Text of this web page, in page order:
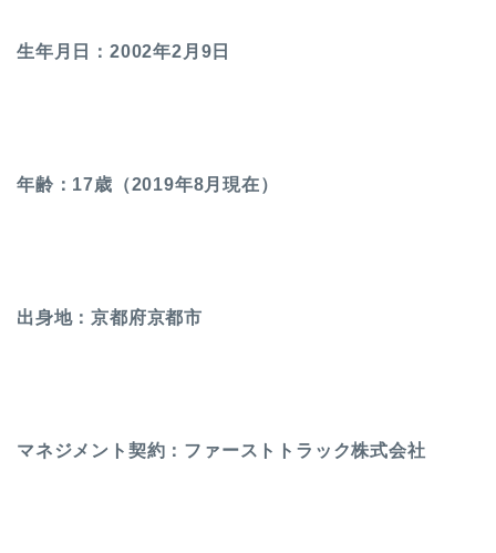
生年月日：2002年2月9日
年齢：17歳（2019年8月現在）
出身地：京都府京都市
マネジメント契約：ファーストトラック株式会社